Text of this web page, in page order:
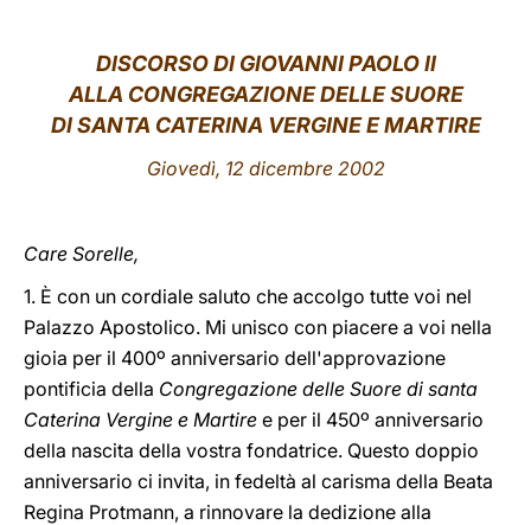
DISCORSO DI GIOVANNI PAOLO II
ALLA CONGREGAZIONE DELLE SUORE
DI SANTA CATERINA VERGINE E MARTIRE
Giovedì, 12 dicembre 2002
Care Sorelle,
1. È con un cordiale saluto che accolgo tutte voi nel
Palazzo Apostolico. Mi unisco con piacere a voi nella
gioia per il 400º anniversario dell'approvazione
pontificia della Congregazione delle Suore di santa
Caterina Vergine e Martire e per il 450º anniversario
della nascita della vostra fondatrice. Questo doppio
anniversario ci invita, in fedeltà al carisma della Beata
Regina Protmann, a rinnovare la dedizione alla